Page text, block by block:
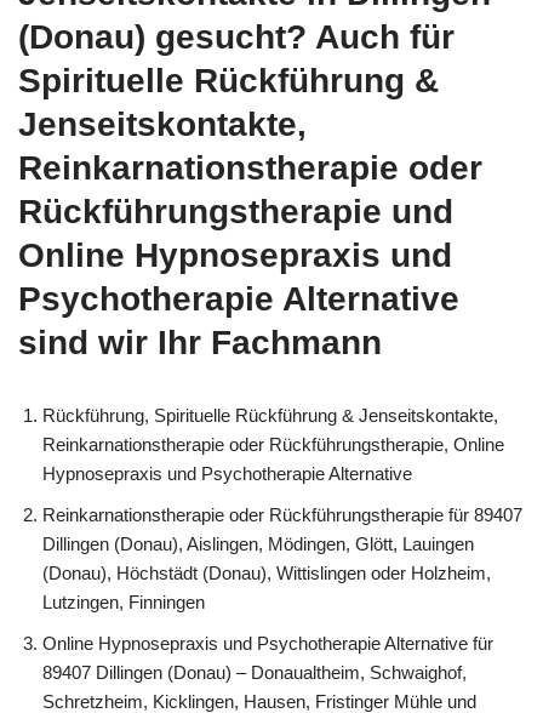
(Donau) gesucht? Auch für
Spirituelle Rückführung &
Jenseitskontakte,
Reinkarnationstherapie oder
Rückführungstherapie und
Online Hypnosepraxis und
Psychotherapie Alternative
sind wir Ihr Fachmann
Rückführung, Spirituelle Rückführung & Jenseitskontakte,
Reinkarnationstherapie oder Rückführungstherapie, Online
Hypnosepraxis und Psychotherapie Alternative
Reinkarnationstherapie oder Rückführungstherapie für 89407
Dillingen (Donau), Aislingen, Mödingen, Glött, Lauingen
(Donau), Höchstädt (Donau), Wittislingen oder Holzheim,
Lutzingen, Finningen
Online Hypnosepraxis und Psychotherapie Alternative für
89407 Dillingen (Donau) – Donaualtheim, Schwaighof,
Schretzheim, Kicklingen, Hausen, Fristinger Mühle und